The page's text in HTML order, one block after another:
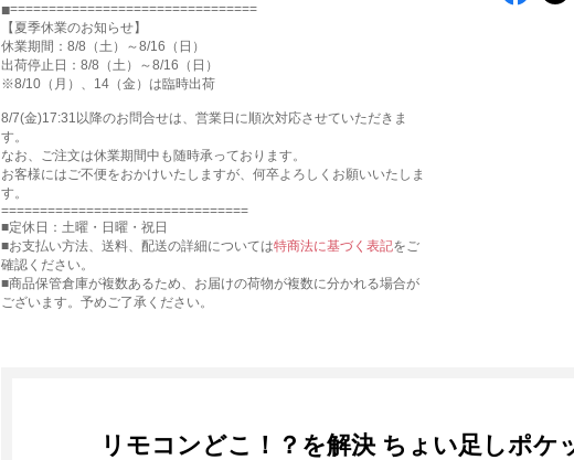
================================
【夏季休業のお知らせ】
休業期間：8/8（土）～8/16（日）
出荷停止日：8/8（土）～8/16（日）
※8/10（月）、14（金）は臨時出荷
8/7(金)17:31以降のお問合せは、営業日に順次対応させていただきま
す。
なお、ご注文は休業期間中も随時承っております。
お客様にはご不便をおかけいたしますが、何卒よろしくお願いいたしま
す。
================================
■定休日：土曜・日曜・祝日
■お支払い方法、送料、配送の詳細については特商法に基づく表記をご
確認ください。
■商品保管倉庫が複数あるため、お届けの荷物が複数に分かれる場合が
ございます。予めご了承ください。
リモコンどこ！？を解決 ちょい足しポケ